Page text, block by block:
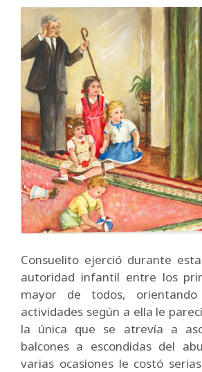
Consuelito ejerció durante
autoridad infantil entre los
mayor de todos,
actividades según a ella le
la única que se atrevía a
balcones a escondidas del
varias ocasiones le costó